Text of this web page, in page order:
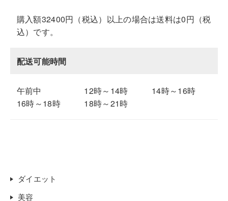
購入額32400円（税込）以上の場合は送料は0円（税
込）です。
配送可能時間
午前中 12時～14時
14時～16時
16時～18時
18時～21時
ダイエット
美容